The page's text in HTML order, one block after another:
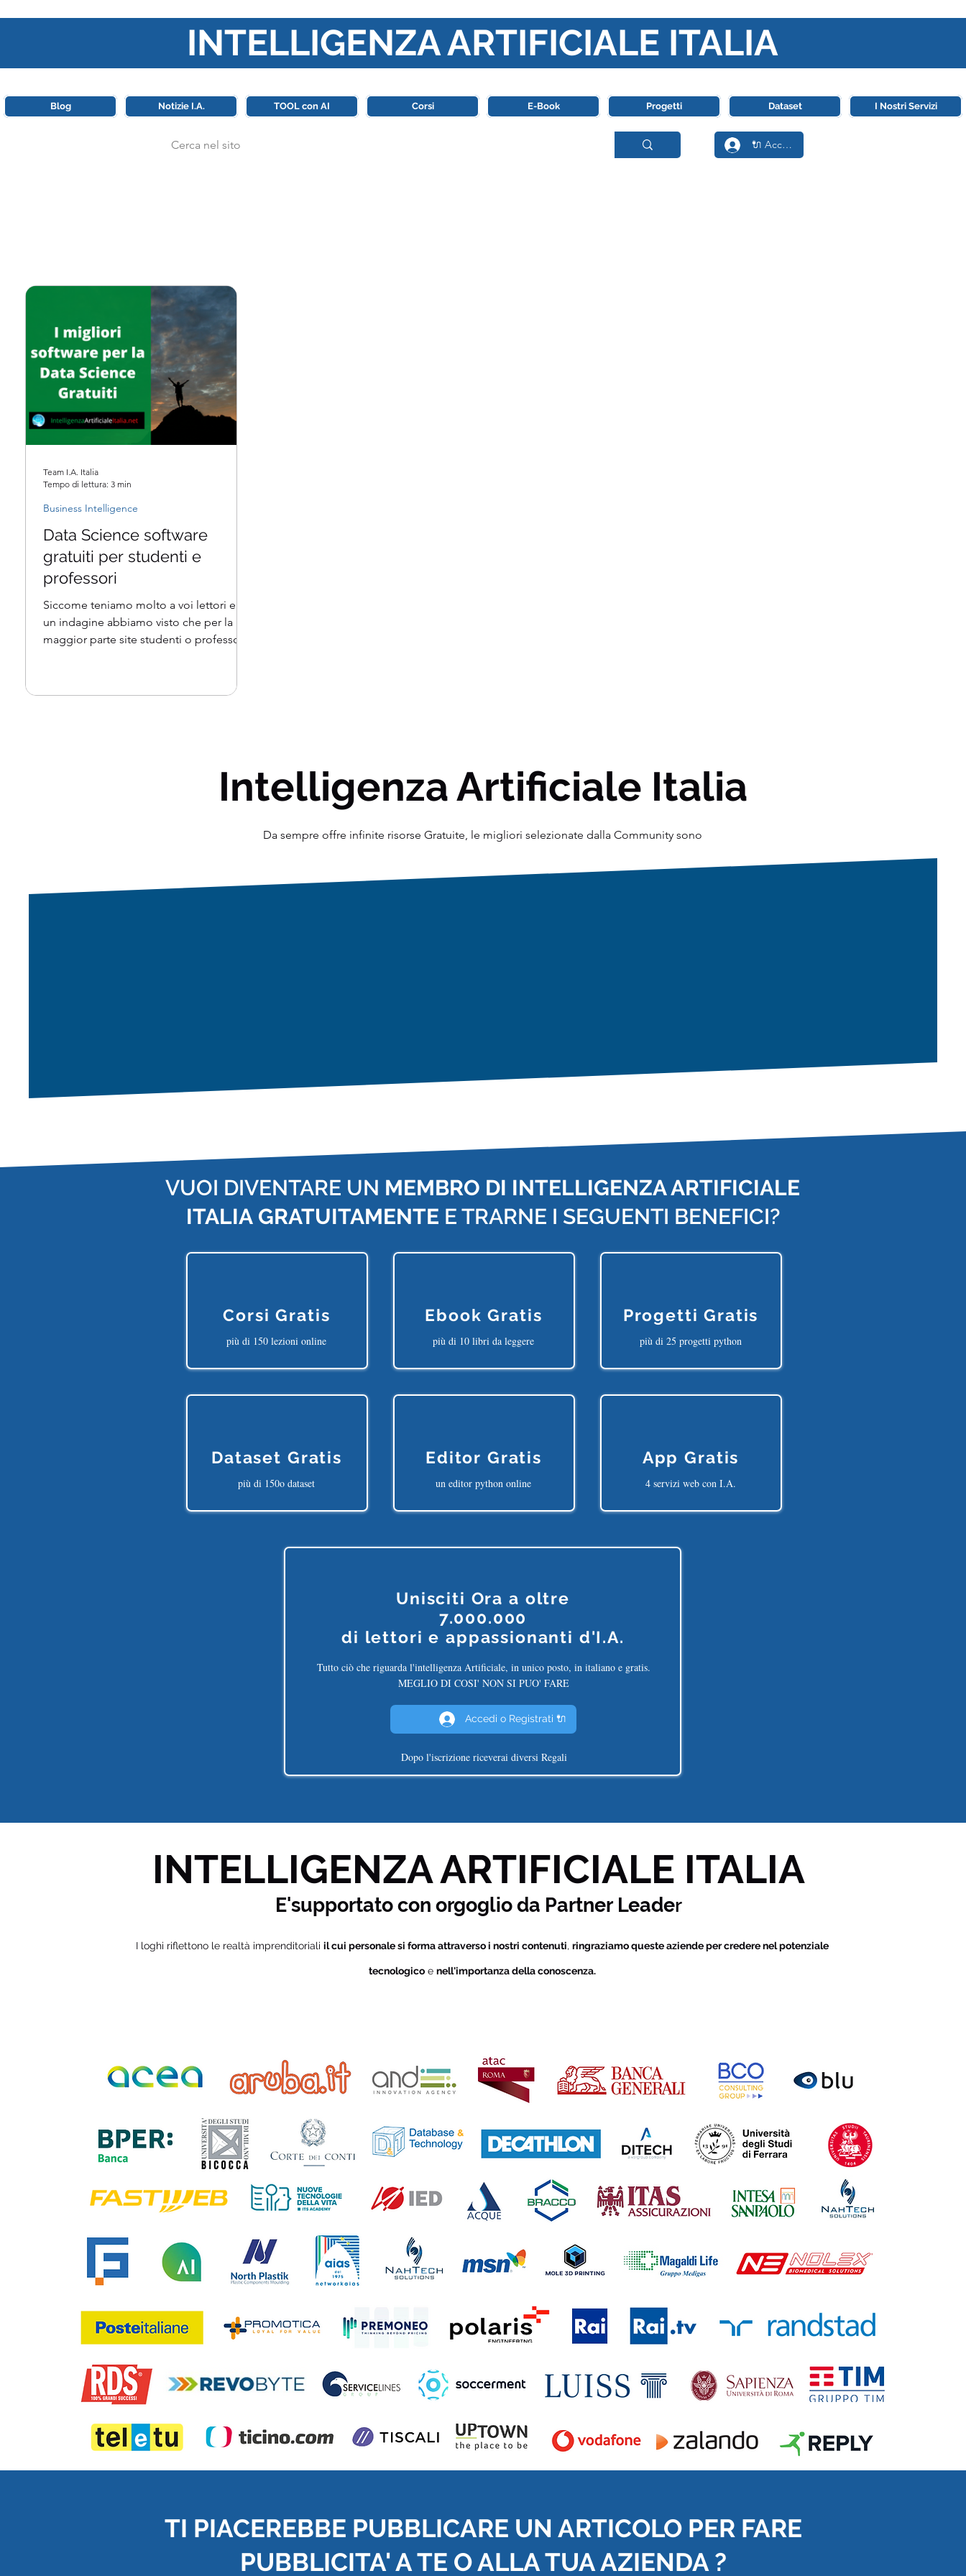
INTELLIGENZA ARTIFICIALE ITALIA
Blog Notizie I.A. TOOL con AI Corsi E-Book Progetti Dataset I Nostri Servizi
🔌 Accedi
Data Science software
gratuiti per studenti e
professori
Siccome teniamo molto a voi lettori e da
un indagine abbiamo visto che per la
maggior parte site studenti o professori
Business Intelligence
Team I.A. Italia
Tempo di lettura: 3 min
Intelligenza Artificiale Italia
Da sempre offre infinite risorse Gratuite, le migliori selezionate dalla Community sono
VUOI DIVENTARE UN MEMBRO DI INTELLIGENZA ARTIFICIALE
ITALIA GRATUITAMENTE E TRARNE I SEGUENTI BENEFICI?
Corsi Gratis
più di 150 lezioni online
Dataset Gratis
più di 150o dataset
Ebook Gratis
più di 10 libri da leggere
Editor Gratis
un editor python online
Progetti Gratis
più di 25 progetti python
App Gratis
4 servizi web con I.A.
Unisciti Ora a oltre
7.000.000
di lettori e appassionanti d'I.A.
Tutto ciò che riguarda l'intelligenza Artificiale, in unico posto, in italiano e gratis.
MEGLIO DI COSI' NON SI PUO' FARE
Accedi o Registrati 🔌
Dopo l'iscrizione riceverai diversi Regali
INTELLIGENZA ARTIFICIALE ITALIA
E'supportato con orgoglio da Partner Leader
I loghi riflettono le realtà imprenditoriali il cui personale si forma attraverso i nostri contenuti, ringraziamo queste aziende per credere nel potenziale
tecnologico e nell'importanza della conoscenza.
TI PIACEREBBE PUBBLICARE UN ARTICOLO PER FARE
PUBBLICITA' A TE O ALLA TUA AZIENDA ?